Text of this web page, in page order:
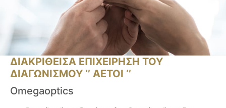
ΔΙΑΚΡΙΘΕΙΣΑ ΕΠΙΧΕΙΡΗΣΗ ΤΟΥ
ΔΙΑΓΩΝΙΣΜΟΥ ‘’ ΑΕΤΟΙ ‘’
Omegaoptics